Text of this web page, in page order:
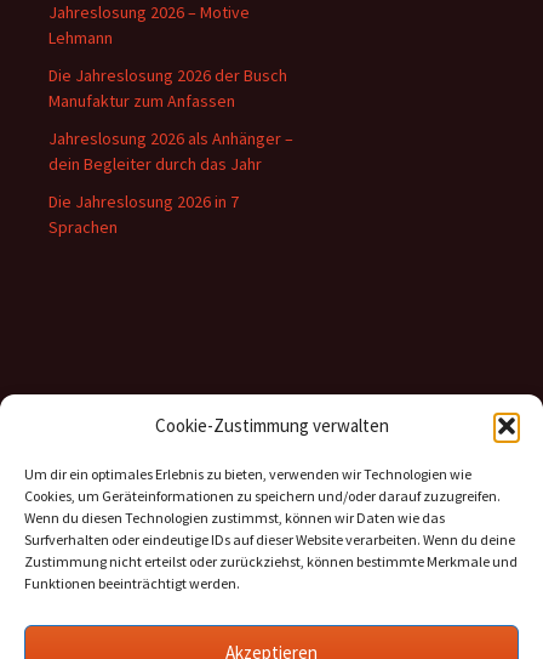
Cookie-Zustimmung verwalten
Um dir ein optimales Erlebnis zu bieten, verwenden wir Technologien wie
Cookies, um Geräteinformationen zu speichern und/oder darauf zuzugreifen.
Wenn du diesen Technologien zustimmst, können wir Daten wie das
Surfverhalten oder eindeutige IDs auf dieser Website verarbeiten. Wenn du deine
Zustimmung nicht erteilst oder zurückziehst, können bestimmte Merkmale und
Funktionen beeinträchtigt werden.
Akzeptieren
Jahreslosung 2026 – Motive
Lehmann
Die Jahreslosung 2026 der Busch
Manufaktur zum Anfassen
Jahreslosung 2026 als Anhänger –
dein Begleiter durch das Jahr
Die Jahreslosung 2026 in 7
Sprachen
Archiv
Informationen